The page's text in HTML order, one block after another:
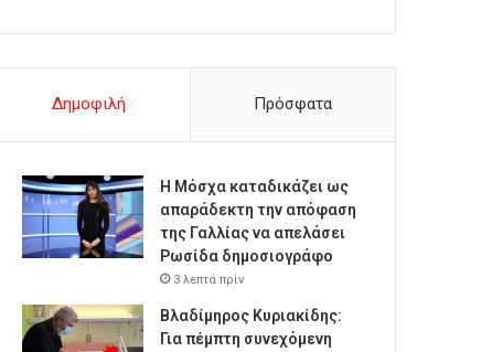
Δημοφιλή Πρόσφατα
Η Μόσχα καταδικάζει ως
απαράδεκτη την απόφαση
της Γαλλίας να απελάσει
Ρωσίδα δημοσιογράφο
3 λεπτά πρίν
Βλαδίμηρος Κυριακίδης:
Για πέμπτη συνεχόμενη